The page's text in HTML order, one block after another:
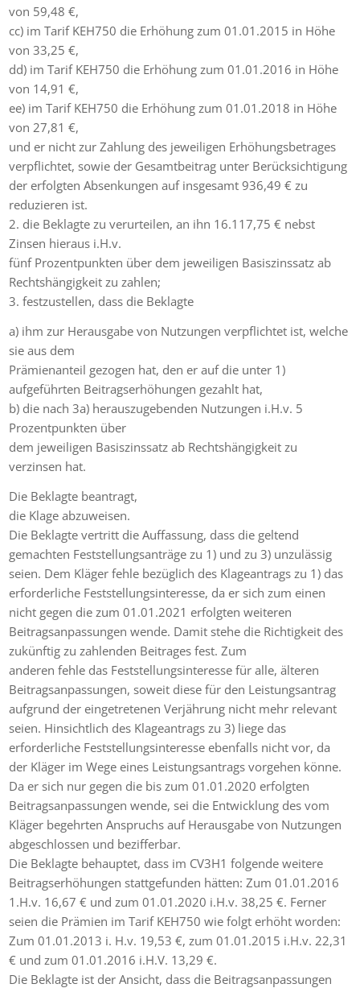
von 59,48 €,
cc) im Tarif KEH750 die Erhöhung zum 01.01.2015 in Höhe
von 33,25 €,
dd) im Tarif KEH750 die Erhöhung zum 01.01.2016 in Höhe
von 14,91 €,
ee) im Tarif KEH750 die Erhöhung zum 01.01.2018 in Höhe
von 27,81 €,
und er nicht zur Zahlung des jeweiligen Erhöhungsbetrages
verpflichtet, sowie der Gesamtbeitrag unter Berücksichtigung
der erfolgten Absenkungen auf insgesamt 936,49 € zu
reduzieren ist.
2. die Beklagte zu verurteilen, an ihn 16.117,75 € nebst
Zinsen hieraus i.H.v.
fünf Prozentpunkten über dem jeweiligen Basiszinssatz ab
Rechtshängigkeit zu zahlen;
3. festzustellen, dass die Beklagte
a) ihm zur Herausgabe von Nutzungen verpflichtet ist, welche
sie aus dem
Prämienanteil gezogen hat, den er auf die unter 1)
aufgeführten Beitragserhöhungen gezahlt hat,
b) die nach 3a) herauszugebenden Nutzungen i.H.v. 5
Prozentpunkten über
dem jeweiligen Basiszinssatz ab Rechtshängigkeit zu
verzinsen hat.
Die Beklagte beantragt,
die Klage abzuweisen.
Die Beklagte vertritt die Auffassung, dass die geltend
gemachten Feststellungsanträge zu 1) und zu 3) unzulässig
seien. Dem Kläger fehle bezüglich des Klageantrags zu 1) das
erforderliche Feststellungsinteresse, da er sich zum einen
nicht gegen die zum 01.01.2021 erfolgten weiteren
Beitragsanpassungen wende. Damit stehe die Richtigkeit des
zukünftig zu zahlenden Beitrages fest. Zum
anderen fehle das Feststellungsinteresse für alle, älteren
Beitragsanpassungen, soweit diese für den Leistungsantrag
aufgrund der eingetretenen Verjährung nicht mehr relevant
seien. Hinsichtlich des Klageantrags zu 3) liege das
erforderliche Feststellungsinteresse ebenfalls nicht vor, da
der Kläger im Wege eines Leistungsantrags vorgehen könne.
Da er sich nur gegen die bis zum 01.01.2020 erfolgten
Beitragsanpassungen wende, sei die Entwicklung des vom
Kläger begehrten Anspruchs auf Herausgabe von Nutzungen
abgeschlossen und bezifferbar.
Die Beklagte behauptet, dass im CV3H1 folgende weitere
Beitragserhöhungen stattgefunden hätten: Zum 01.01.2016
1.H.v. 16,67 € und zum 01.01.2020 i.H.v. 38,25 €. Ferner
seien die Prämien im Tarif KEH750 wie folgt erhöht worden:
Zum 01.01.2013 i. H.v. 19,53 €, zum 01.01.2015 i.H.v. 22,31
€ und zum 01.01.2016 i.H.V. 13,29 €.
Die Beklagte ist der Ansicht, dass die Beitragsanpassungen